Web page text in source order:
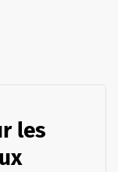
les